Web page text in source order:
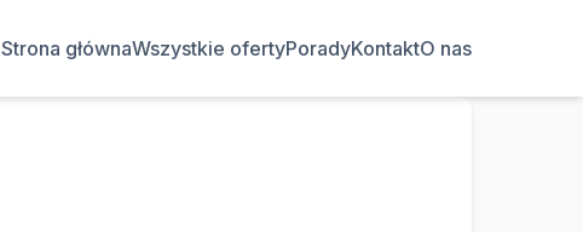
Strona głównaWszystkie ofertyPoradyKontaktO nas